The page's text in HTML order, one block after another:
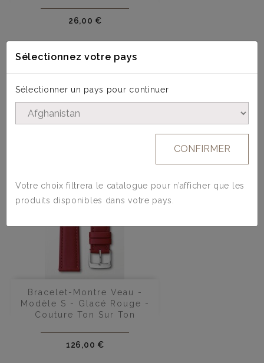
Prix
26,00 €
4 AUTRES PRODUITS DANS LA MÊME
CATÉGORIE :
Bracelet-Montre Veau -
Modèle S - Glacé Rouge -
Couture Ton Sur Ton
Prix
126,00 €
Sélectionnez votre pays
Sélectionner un pays pour continuer
CONFIRMER
Votre choix filtrera le catalogue pour n’afficher que les
produits disponibles dans votre pays.